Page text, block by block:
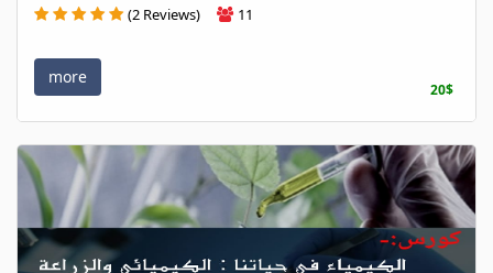
(2 Reviews) 11
more
20$